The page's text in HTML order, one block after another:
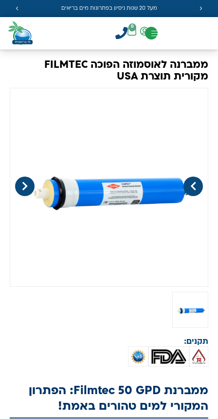
מעל 20 שנות ניסיון בפתרונות מים בריאים
0
ממברנה לאוסמוזה הפוכה FILMTEC
מקורית תוצרת USA
תקנים:
ממברנת Filmtec 50 GPD: הפתרון
המקורי למים טהורים באמת!